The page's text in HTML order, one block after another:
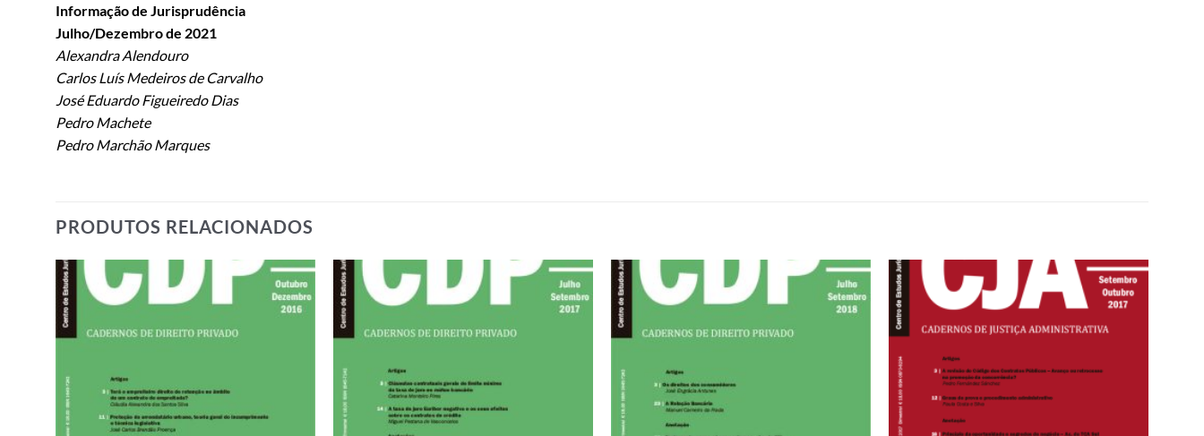
Informação de Jurisprudência
Julho/Dezembro de 2021
Alexandra Alendouro
Carlos Luís Medeiros de Carvalho
José Eduardo Figueiredo Dias
Pedro Machete
Pedro Marchão Marques
PRODUTOS RELACIONADOS
Add to
Add to
Add to
Add to